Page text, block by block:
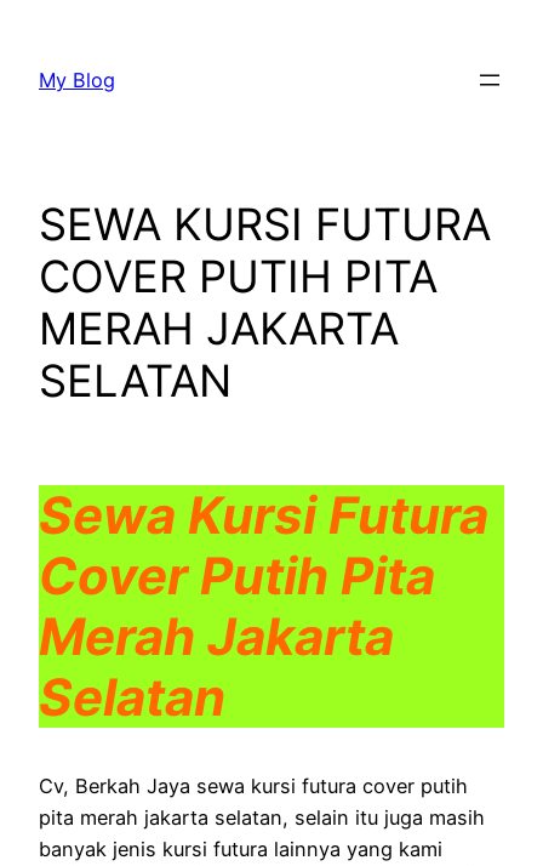
konten
My Blog
SEWA KURSI FUTURA
COVER PUTIH PITA
MERAH JAKARTA
SELATAN
Sewa Kursi Futura
Cover Putih Pita
Merah Jakarta
Selatan
Cv, Berkah Jaya sewa kursi futura cover putih
pita merah jakarta selatan, selain itu juga masih
banyak jenis kursi futura lainnya yang kami